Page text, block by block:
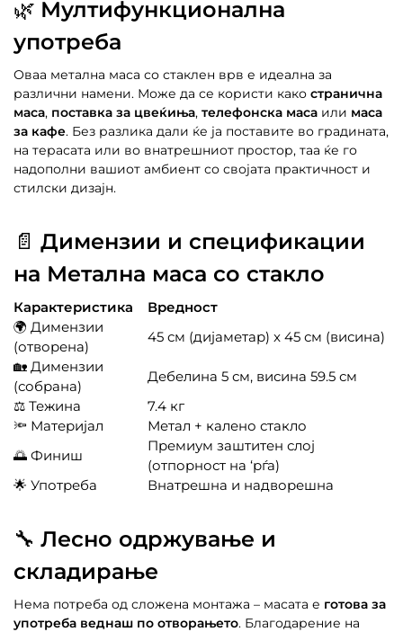
🌿 Мултифункционална
употреба
Оваа метална маса со стаклен врв е идеална за
различни намени. Може да се користи како странична
маса, поставка за цвеќиња, телефонска маса или маса
за кафе. Без разлика дали ќе ја поставите во градината,
на терасата или во внатрешниот простор, таа ќе го
надополни вашиот амбиент со својата практичност и
стилски дизајн.
📄 Димензии и спецификации
на Метална маса со стакло
Карактеристика
Вредност
🌍 Димензии
(отворена)
45 см (дијаметар) x 45 см (висина)
🏡 Димензии
(собрана)
Дебелина 5 см, висина 59.5 см
⚖️ Тежина
7.4 кг
🔦 Материјал
Метал + калено стакло
🌅 Финиш
Премиум заштитен слој
(отпорност на ‘рѓа)
🌟 Употреба
Внатрешна и надворешна
🔧 Лесно одржување и
складирање
Нема потреба од сложена монтажа – масата е готова за
употреба веднаш по отворањето. Благодарение на